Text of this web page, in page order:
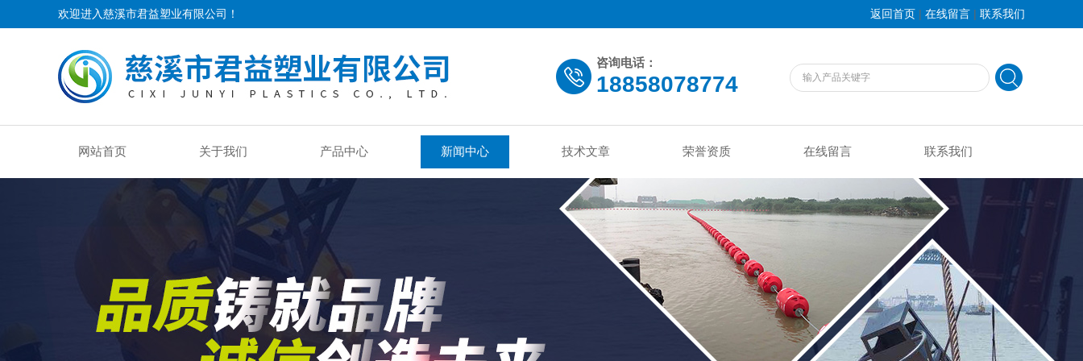
欢迎进入慈溪市君益塑业有限公司！ 返回首页 | 在线留言 | 联系我们
咨询电话：
18858078774
网站首页 关于我们 产品中心 新闻中心 技术文章 荣誉资质 在线留言 联系我们